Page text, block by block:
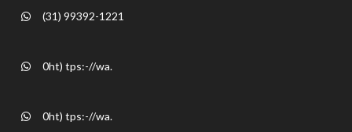
(31) 99392-1221
0ht) tps:-//wa.
0ht) tps:-//wa.